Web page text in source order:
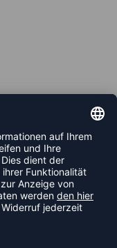
VERPASSE KEINE